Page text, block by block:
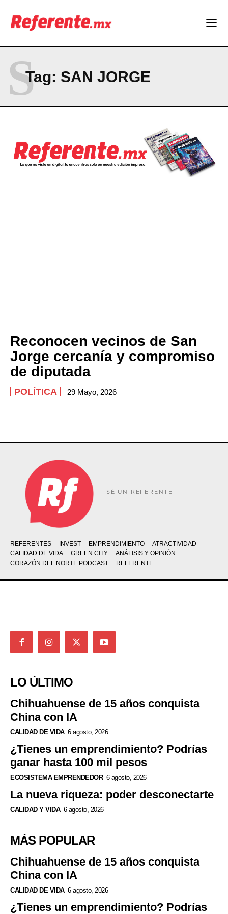
CONTACT
PRIVACY POLICY
NEWSLETTER
Tag: SAN JORGE
S
Reconocen vecinos de San
Jorge cercanía y compromiso
de diputada
POLÍTICA 29 Mayo, 2026
SÉ UN REFERENTE
REFERENTES INVEST EMPRENDIMIENTO
ATRACTIVIDAD
CALIDAD DE VIDA
GREEN CITY
ANÁLISIS Y OPINIÓN
CORAZÓN DEL NORTE PODCAST
REFERENTE
LO ÚLTIMO
Chihuahuense de 15 años conquista
China con IA
CALIDAD DE VIDA 6 agosto, 2026
¿Tienes un emprendimiento? Podrías
ganar hasta 100 mil pesos
ECOSISTEMA EMPRENDEDOR 6 agosto, 2026
La nueva riqueza: poder desconectarte
CALIDAD Y VIDA 6 agosto, 2026
MÁS POPULAR
Chihuahuense de 15 años conquista
China con IA
CALIDAD DE VIDA 6 agosto, 2026
¿Tienes un emprendimiento? Podrías